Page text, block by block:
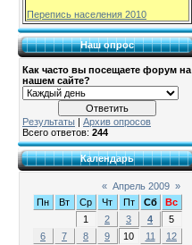
Перепись населения 2010
Наш опрос
Как часто вы посещаете форум на
нашем сайте?
Результаты
Архив опросов
Всего ответов: 244
Календарь
« Апрель 2009 »
Пн
Вт Ср Чт Пт Сб
Вс
1
2 3 4
5
6
7 8 9 10 11
12